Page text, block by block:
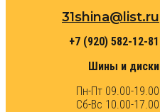
31shina@list.ru
+7 (920) 582-12-81
Шины и диски
Пн-Пт 09.00-19.00
Сб-Вс 10.00-17.00